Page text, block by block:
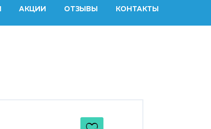
АКЦИИ ОТЗЫВЫ КОНТАКТЫ